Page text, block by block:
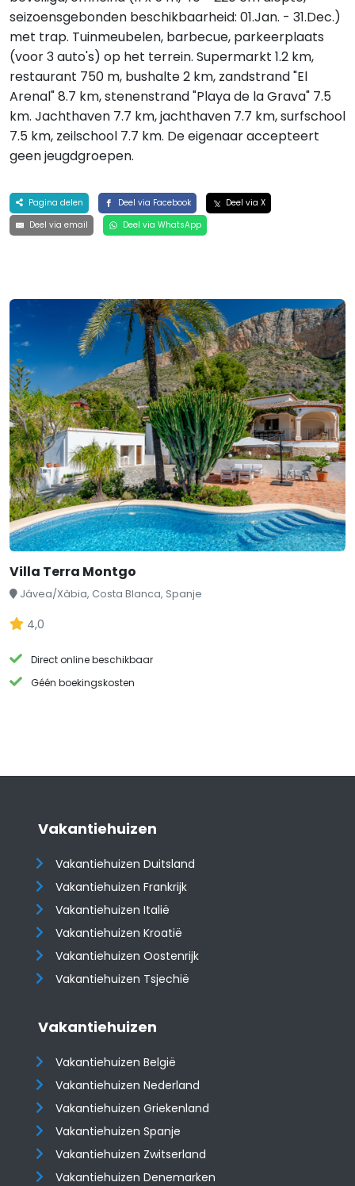
seizoensgebonden beschikbaarheid: 01.Jan. - 31.Dec.)
met trap. Tuinmeubelen, barbecue, parkeerplaats
(voor 3 auto's) op het terrein. Supermarkt 1.2 km,
restaurant 750 m, bushalte 2 km, zandstrand "El
Arenal" 8.7 km, stenenstrand "Playa de la Grava" 7.5
km. Jachthaven 7.7 km, jachthaven 7.7 km, surfschool
7.5 km, zeilschool 7.7 km. De eigenaar accepteert
geen jeugdgroepen.
Pagina delen Deel via Facebook
Deel via X
Deel via email
Deel via WhatsApp
Villa Terra Montgo
Jávea/Xàbia, Costa Blanca, Spanje
4,0
Direct online beschikbaar
Géén boekingskosten
Vakantiehuizen
Vakantiehuizen Duitsland
Vakantiehuizen Frankrijk
Vakantiehuizen Italië
Vakantiehuizen Kroatië
​​​​​​​Vakantiehuizen Oostenrijk
Vakantiehuizen Tsjechië
Vakantiehuizen
Vakantiehuizen België
Vakantiehuizen Nederland
Vakantiehuizen Griekenland
Vakantiehuizen Spanje
​​​​​​​Vakantiehuizen Zwitserland
Vakantiehuizen Denemarken